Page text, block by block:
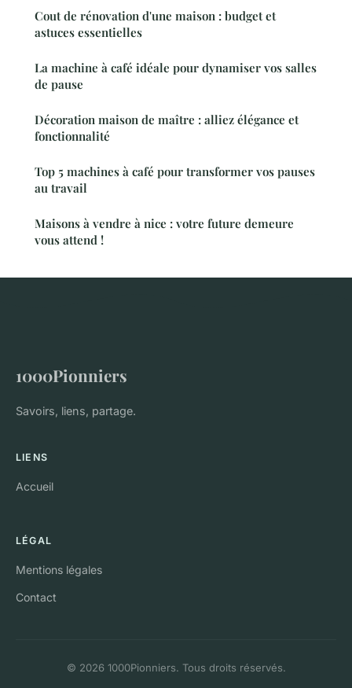
Cout de rénovation d'une maison : budget et
astuces essentielles
La machine à café idéale pour dynamiser vos salles
de pause
Décoration maison de maître : alliez élégance et
fonctionnalité
Top 5 machines à café pour transformer vos pauses
au travail
Maisons à vendre à nice : votre future demeure
vous attend !
1000Pionniers
Savoirs, liens, partage.
LIENS
Accueil
LÉGAL
Mentions légales
Contact
© 2026 1000Pionniers. Tous droits réservés.